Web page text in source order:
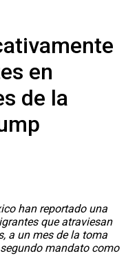
en
de la
han reportado una
que atraviesan
a un mes de la toma
mandato como